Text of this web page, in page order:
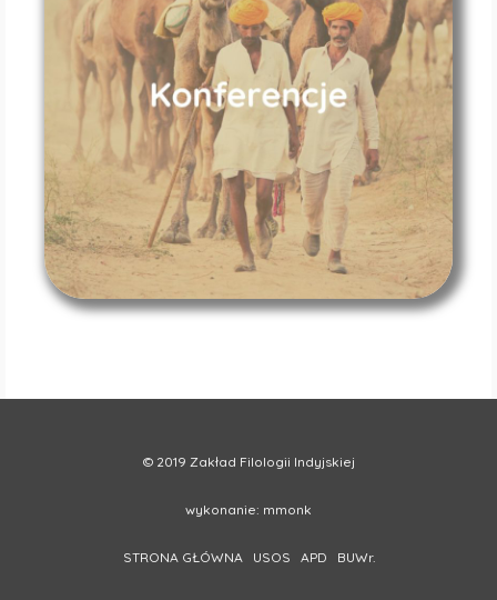
© 2019 Zakład Filologii Indyjskiej
wykonanie: mmonk
STRONA GŁÓWNA USOS APD BUWr.